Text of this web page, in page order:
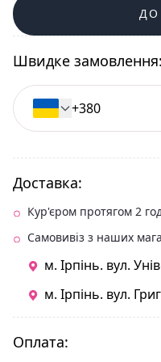
Швидке замовлення:
Доставка:
Кур'єром протягом 2
Самовивіз з наших
м. Ірпінь. вул.
м. Ірпінь. вул.
Оплата: